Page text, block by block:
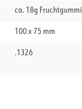
ca. 18g Fruchtgummi
100 x 75 mm
.1326